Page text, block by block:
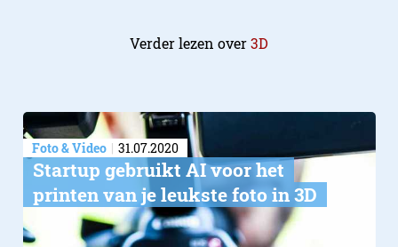
Verder lezen over3D
Foto & Video 31.07.2020
Startup gebruikt AI voor het
printen van je leukste foto in 3D